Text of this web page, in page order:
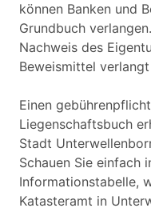
können Banken und
Grundbuch
Nachweis des
Beweismittel
Einen
Liegenschaftsbuch
Stadt
Schauen Sie einfach
Informationstabelle,
Katasteramt in